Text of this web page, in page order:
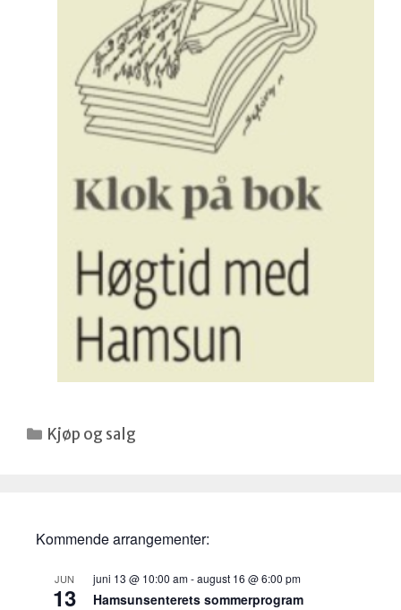
Kategorier
Kjøp og salg
Kommende arrangementer:
JUN
13
juni 13 @ 10:00 am-august 16 @ 6:00 pm
Hamsunsenterets sommerprogram